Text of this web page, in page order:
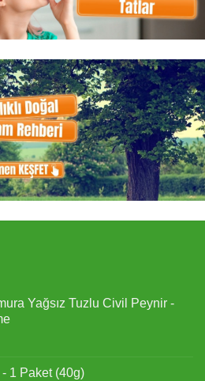
Yağsız Tuzlu Civil Peynir -
- 1 Paket (40g)